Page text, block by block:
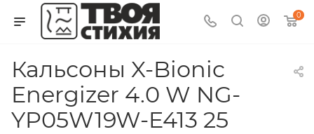
0
Кальсоны X-Bionic
Energizer 4.0 W NG-
YP05W19W-E413 25